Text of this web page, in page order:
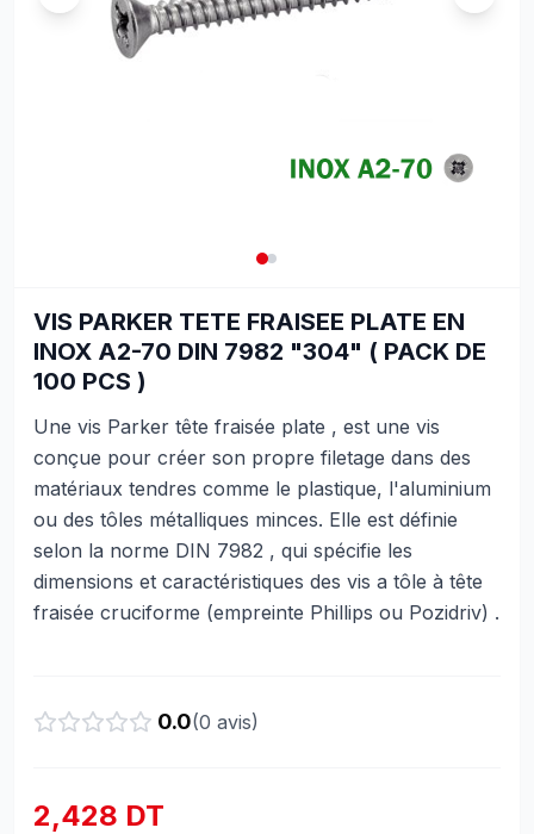
VIS PARKER TETE FRAISEE PLATE EN
INOX A2-70 DIN 7982 "304" ( PACK DE
100 PCS )
Une vis Parker tête fraisée plate , est une vis
conçue pour créer son propre filetage dans des
matériaux tendres comme le plastique, l'aluminium
ou des tôles métalliques minces. Elle est définie
selon la norme DIN 7982 , qui spécifie les
dimensions et caractéristiques des vis a tôle à tête
fraisée cruciforme (empreinte Phillips ou Pozidriv) .
0.0(0 avis)
2,428 DT